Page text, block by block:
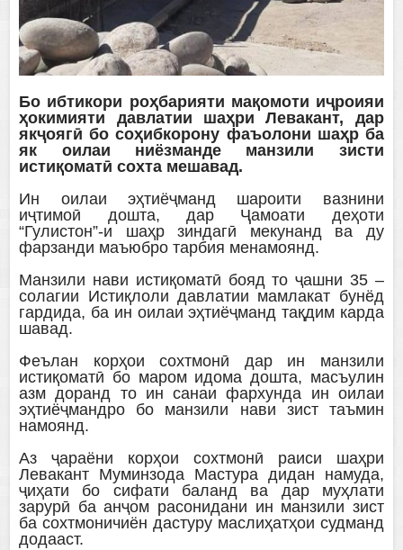
Бо ибтикори роҳбарияти мақомоти иҷроияи
ҳокимияти давлатии шаҳри Левакант, дар
якҷоягӣ бо соҳибкорону фаъолони шаҳр ба
як оилаи ниёзманде манзили зисти
истиқоматӣ сохта мешавад.
Ин оилаи эҳтиёҷманд шароити вазнини
иҷтимоӣ дошта, дар Ҷамоати деҳоти
“Гулистон”-и шаҳр зиндагӣ мекунанд ва ду
фарзанди маъюбро тарбия менамоянд.
Манзили нави истиқоматӣ бояд то ҷашни 35 –
солагии Истиқлоли давлатии мамлакат бунёд
гардида, ба ин оилаи эҳтиёҷманд тақдим карда
шавад.
Феълан корҳои сохтмонӣ дар ин манзили
истиқоматӣ бо маром идома дошта, масъулин
азм доранд то ин санаи фархунда ин оилаи
эҳтиёҷмандро бо манзили нави зист таъмин
намоянд.
Аз ҷараёни корҳои сохтмонӣ раиси шаҳри
Левакант Муминзода Мастура дидан намуда,
ҷиҳати бо сифати баланд ва дар муҳлати
зарурӣ ба анҷом расонидани ин манзили зист
ба сохтмоничиён дастуру маслиҳатҳои судманд
додааст.